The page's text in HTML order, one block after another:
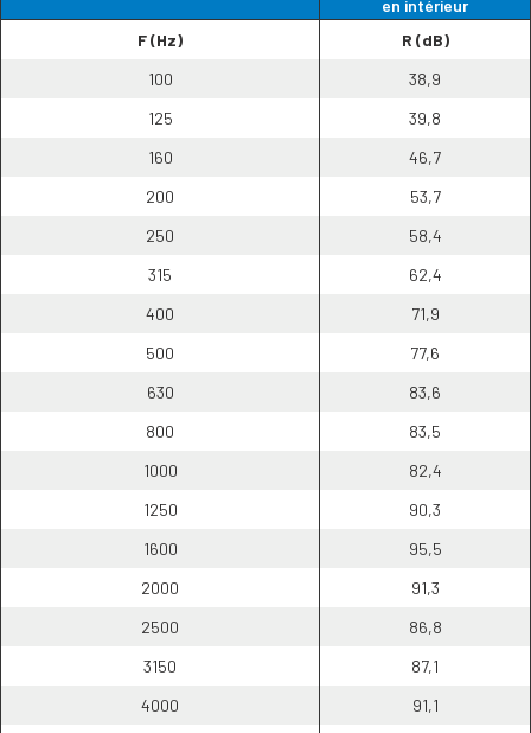
en intérieur
F (Hz)
R (dB)
100
38,9
125
39,8
160
46,7
200
53,7
250
58,4
315
62,4
400
71,9
500
77,6
630
83,6
800
83,5
1000
82,4
1250
90,3
1600
95,5
2000
91,3
2500
86,8
3150
87,1
4000
91,1